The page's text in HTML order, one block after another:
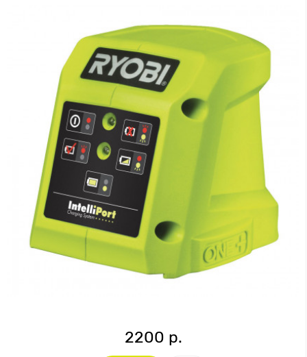
2200 р.